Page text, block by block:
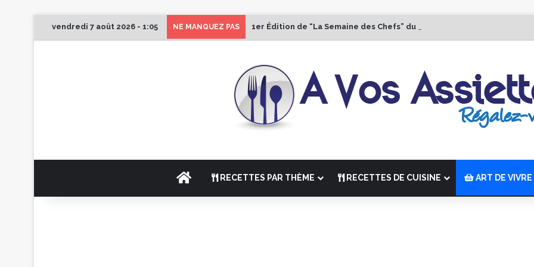
vendredi 7 août 2026 - 1:05 NE MANQUEZ PAS 1er Édition de “La Semaine des Chefs” du 19 au 24 octobre 2026
ACCUEILRECETTES PAR THÈME RECETTES DE CUISINE ART DE VIVRE